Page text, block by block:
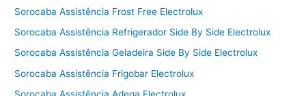
Sorocaba Assistência Frost Free Electrolux
Sorocaba Assistência Refrigerador Side By Side Electrolux
Sorocaba Assistência Geladeira Side By Side Electrolux
Sorocaba Assistência Frigobar Electrolux